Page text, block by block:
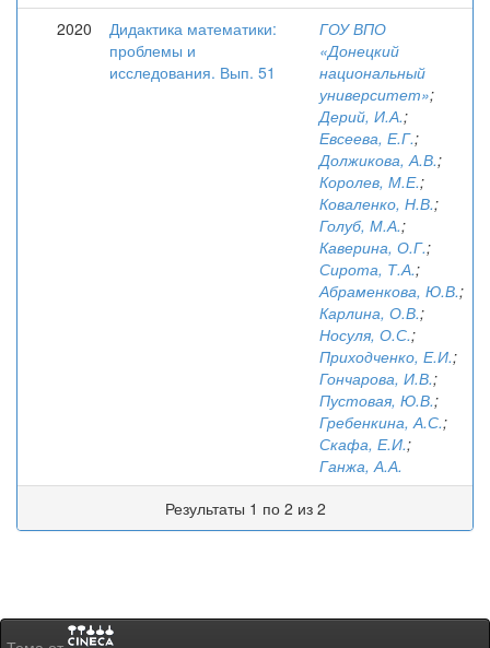
2020
Дидактика математики:
проблемы и
исследования. Вып. 51
ГОУ ВПО
«Донецкий
национальный
университет»;
Дерий, И.А.;
Евсеева, Е.Г.;
Должикова, А.В.;
Королев, М.Е.;
Коваленко, Н.В.;
Голуб, М.А.;
Каверина, О.Г.;
Сирота, Т.А.;
Абраменкова, Ю.В.;
Карлина, О.В.;
Носуля, О.С.;
Приходченко, Е.И.;
Гончарова, И.В.;
Пустовая, Ю.В.;
Гребенкина, А.С.;
Скафа, Е.И.;
Ганжа, А.А.
Результаты 1 по 2 из 2